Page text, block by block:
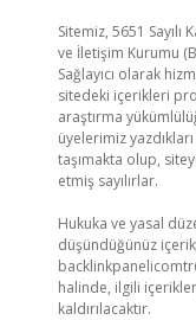
Sitemiz, 5651
ve İletişim Kurumu
Sağlayıcı olarak
sitedeki içerikleri
araştırma
üyelerimiz
taşımakta olup,
etmiş sayılırlar.
Hukuka ve yasal
düşündüğünüz
halinde, ilgili
kaldırılacaktır.